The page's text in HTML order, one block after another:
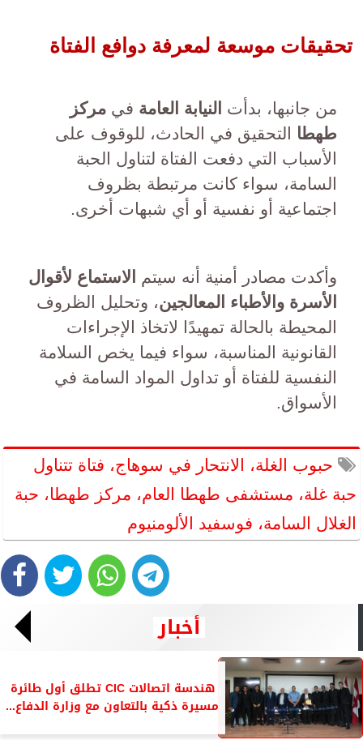
تحقيقات موسعة لمعرفة دوافع الفتاة
من جانبها، بدأت النيابة العامة في مركز
طهطا التحقيق في الحادث، للوقوف على
الأسباب التي دفعت الفتاة لتناول الحبة
السامة، سواء كانت مرتبطة بظروف
اجتماعية أو نفسية أو أي شبهات أخرى.
وأكدت مصادر أمنية أنه سيتم
الاستماع لأقوال
الأسرة والأطباء المعالجين، وتحليل الظروف
المحيطة بالحالة تمهيدًا لاتخاذ الإجراءات
القانونية المناسبة، سواء فيما يخص السلامة
النفسية للفتاة أو تداول المواد السامة في
الأسواق.
حبوب الغلة، الانتحار في سوهاج، فتاة تتناول
حبة غلة، مستشفى طهطا العام، مركز طهطا، حبة
الغلال السامة، فوسفيد الألومنيوم
أخبار
هندسة اتصالات CIC تطلق أول طائرة
مسيرة ذكية بالتعاون مع وزارة الدفاع...